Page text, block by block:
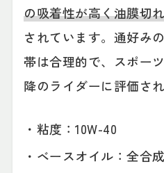
の吸着性が高く油膜切
されています。通好み
帯は合理的で、スポー
降のライダーに評価され
・粘度：10W-40
・ベースオイル：全合